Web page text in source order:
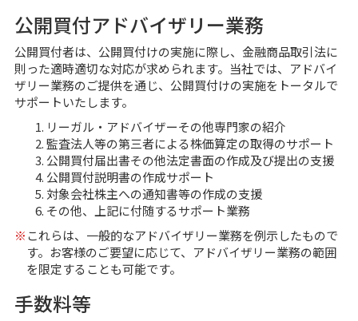
公開買付アドバイザリー業務
公開買付者は、公開買付けの実施に際し、金融商品取引法に
則った適時適切な対応が求められます。当社では、アドバイ
ザリー業務のご提供を通じ、公開買付けの実施をトータルで
サポートいたします。
リーガル・アドバイザーその他専門家の紹介
監査法人等の第三者による株価算定の取得のサポート
公開買付届出書その他法定書面の作成及び提出の支援
公開買付説明書の作成サポート
対象会社株主への通知書等の作成の支援
その他、上記に付随するサポート業務
※これらは、一般的なアドバイザリー業務を例示したもので
す。お客様のご要望に応じて、アドバイザリー業務の範囲
を限定することも可能です。
手数料等